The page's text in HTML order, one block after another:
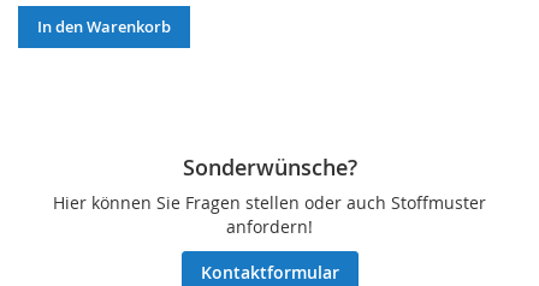
In den Warenkorb
Sonderwünsche?
Hier können Sie Fragen stellen oder auch Stoffmuster
anfordern!
Kontaktformular